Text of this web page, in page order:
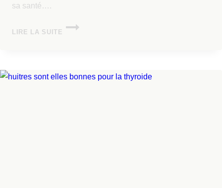
sa santé….
LIRE LA SUITE